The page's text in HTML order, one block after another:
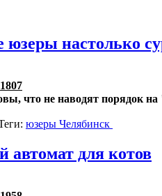
юзеры настолько
1807
что не наводят порядок
юзеры Челябинск
автомат для котов